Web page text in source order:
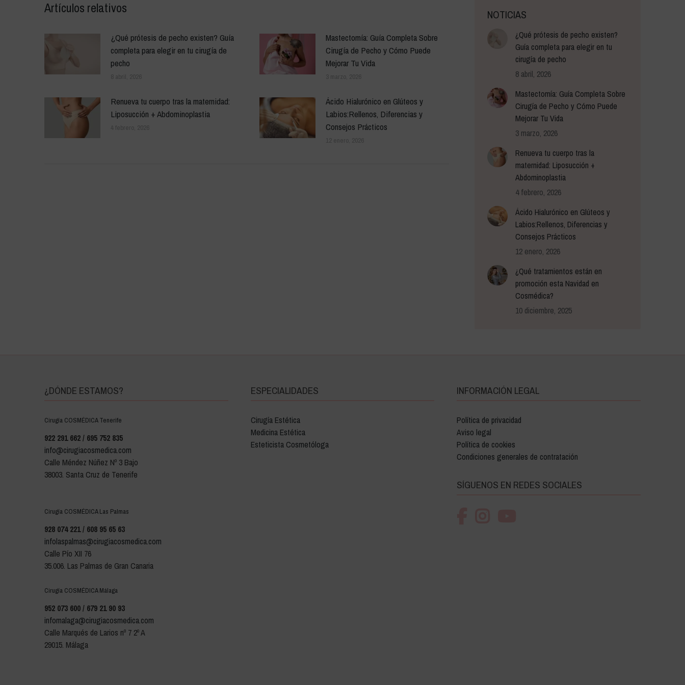
Artículos relativos
¿Qué prótesis de pecho existen? Guía
completa para elegir en tu cirugía de
pecho
Mastectomía: Guía Completa Sobre
Cirugía de Pecho y Cómo Puede
Mejorar Tu Vida
Renueva tu cuerpo tras la maternidad:
Liposucción + Abdominoplastia
Ácido Hialurónico en Glúteos y
Labios:Rellenos, Diferencias y
Consejos Prácticos
NOTICIAS
¿Qué prótesis de pecho existen?
Guía completa para elegir en tu
cirugía de pecho
8 abril, 2026
Mastectomía: Guía Completa Sobre
Cirugía de Pecho y Cómo Puede
Mejorar Tu Vida
3 marzo, 2026
Renueva tu cuerpo tras la
maternidad: Liposucción +
Abdominoplastia
4 febrero, 2026
Ácido Hialurónico en Glúteos y
Labios:Rellenos, Diferencias y
Consejos Prácticos
12 enero, 2026
¿Qué tratamientos están en
promoción esta Navidad en
Cosmédica?
10 diciembre, 2025
¿DÓNDE ESTAMOS?
Cirugía COSMÉDICA Tenerife
922 291 662 / 695 752 835
info@cirugiacosmedica.com
Calle Méndez Núñez Nº 3 Bajo
38003. Santa Cruz de Tenerife
Cirugía COSMÉDICA Las Palmas
928 074 221 / 608 95 65 63
infolaspalmas@cirugiacosmedica.com
Calle Pío XII 76
35.006. Las Palmas de Gran Canaria
Cirugía COSMÉDICA Málaga
952 073 600 / 679 21 90 93
infomalaga@cirugiacosmedica.com
Calle Marqués de Larios nº 7 2º A
29015. Málaga
ESPECIALIDADES
Cirugía Estética
Medicina Estética
Esteticista Cosmetóloga
INFORMACIÓN LEGAL
Política de privacidad
Aviso legal
Política de cookies
Condiciones generales de contratación
SÍGUENOS EN REDES SOCIALES